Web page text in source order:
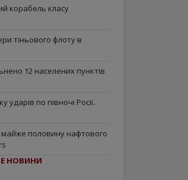
корабель класу
тіньового флоту в
12 населених пунктів
ударів по півночі Росії.
майже половину нафтового
НОВИНИ